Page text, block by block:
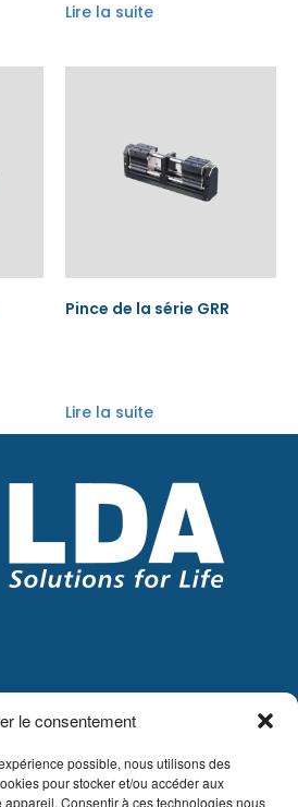
le consentement
possible, nous utilisons des
pour stocker et/ou accéder aux
Consentir à ces technologies nous
Lire la suite
Pince de la série GRR
Lire la suite